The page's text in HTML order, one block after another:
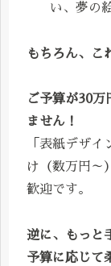
い、夢の
もちろん、こ
ご予算が30万
ません！
「表紙デザ
け（数万円～
歓迎です。
逆に、もっと
予算に応じて